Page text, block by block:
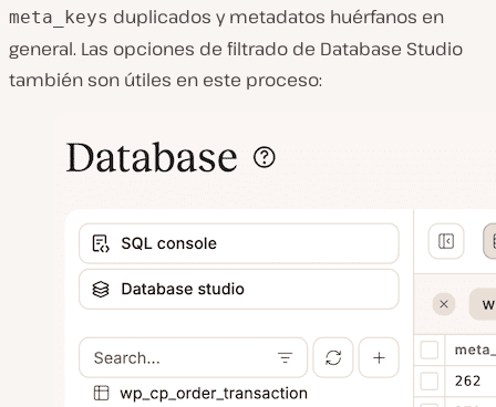
meta_keys duplicados y metadatos huérfanos en
general. Las opciones de filtrado de Database Studio
también son útiles en este proceso: